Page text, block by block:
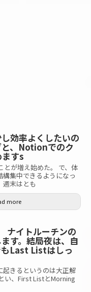
効率よくしたいの
、Notionでのク
すs
が増え始めた。 で、体
集中できるようになっ
週末はとも
more
イトルーチンの
す。結局夜は、自
もLast Listはしっ
起きるというのは大正解
い、First ListとMorning